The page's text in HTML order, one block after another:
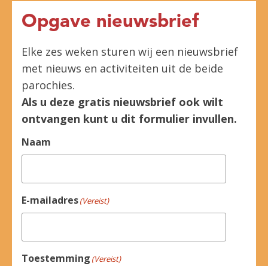
Opgave nieuwsbrief
Elke zes weken sturen wij een nieuwsbrief
met nieuws en activiteiten uit de beide
parochies.
Als u deze gratis nieuwsbrief ook wilt
ontvangen kunt u dit formulier invullen.
Naam
E-mailadres(Vereist)
Toestemming (Vereist)